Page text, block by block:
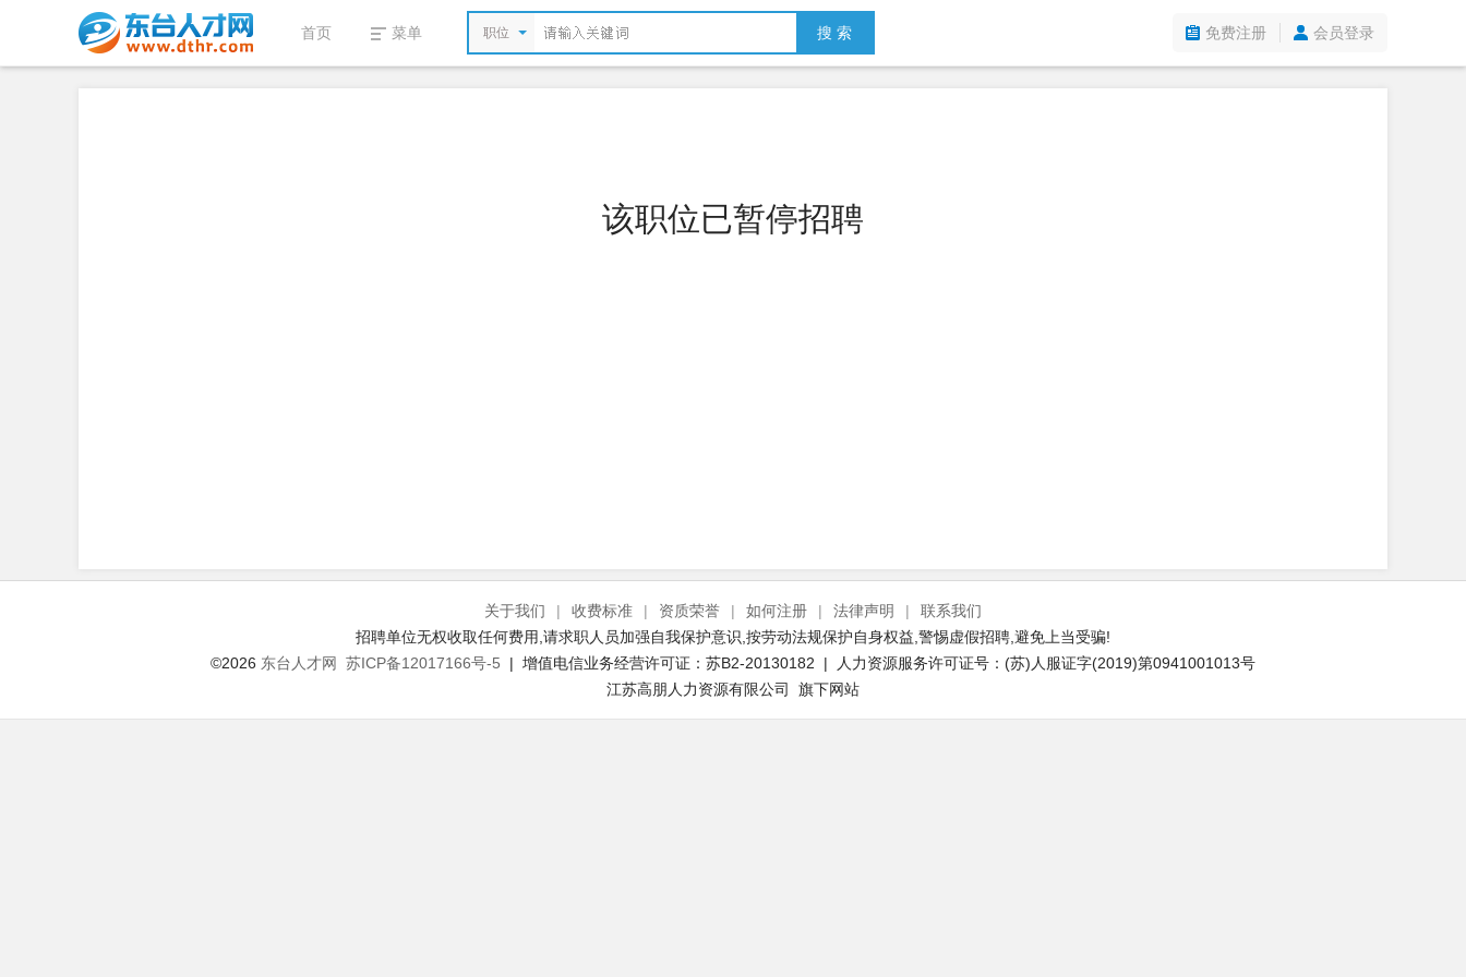
首页 菜单 职位 搜 索 免费注册 会员登录
该职位已暂停招聘
关于我们 | 收费标准 | 资质荣誉 | 如何注册 | 法律声明 |
联系我们
招聘单位无权收取任何费用,请求职人员加强自我保护意识,按劳动法规保护自身权益,警惕虚假招聘,避免上当受骗!
©2026 东台人才网 苏ICP备12017166号-5 | 增值电信业务经营许可证：苏B2-20130182 | 人力资源服务许可证号：(苏)人服证字(2019)第0941001013号
江苏高朋人力资源有限公司 旗下网站